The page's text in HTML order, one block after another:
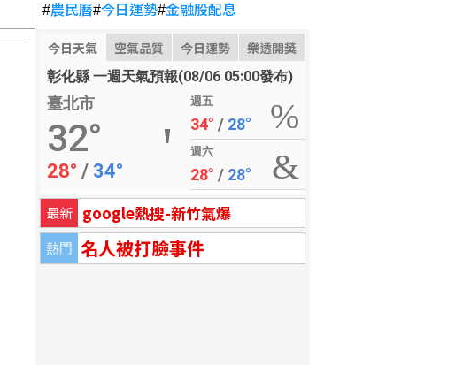
#農民曆#今日運勢#金融股配息
今日天氣 空氣品質 今日運勢 樂透開獎
彰化縣 一週天氣預報(08/06 05:00發布)
臺北市
32°
28° / 34°
週五
34° / 28°
週六
28° / 28°
最新 google熱搜-新竹氣爆
熱門 名人被打臉事件